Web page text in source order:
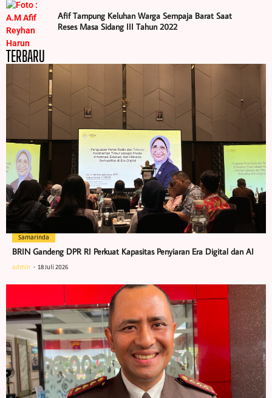
Afif Tampung Keluhan Warga Sempaja Barat Saat
Reses Masa Sidang III Tahun 2022
TERBARU
Samarinda
BRIN Gandeng DPR RI Perkuat Kapasitas Penyiaran Era Digital dan AI
admin 18 Juli 2026